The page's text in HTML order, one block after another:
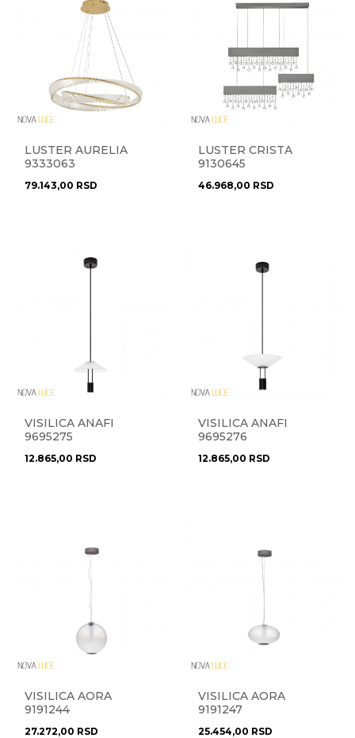
LUSTER AURELIA
9333063
79.143,00 RSD
LUSTER CRISTA
9130645
46.968,00 RSD
VISILICA ANAFI
9695275
12.865,00 RSD
VISILICA ANAFI
9695276
12.865,00 RSD
VISILICA AORA
9191244
27.272,00 RSD
VISILICA AORA
9191247
25.454,00 RSD